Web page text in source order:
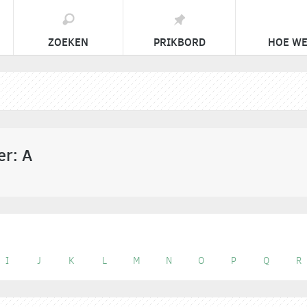
HOE
PRIKBORD
ZOEKEN
A
I J K L M N O P Q R